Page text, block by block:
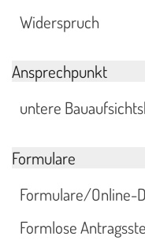
Widerspruch
Ansprechpunkt
untere
Formulare
Formulare/Online-
Formlose